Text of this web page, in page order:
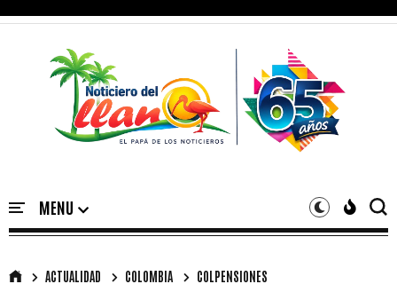
ACTUALIDAD COLOMBIA COLPENSIONES